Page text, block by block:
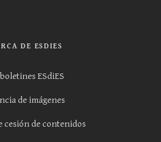
DE ESDIES
ESdiES
de imágenes
cesión de contenidos